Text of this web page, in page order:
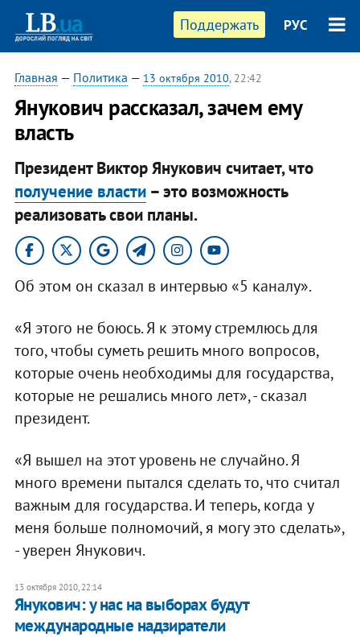
Поддержать РУС
Главная — Политика — 13 октября 2010, 22:42
​Янукович рассказал, зачем ему
власть
Президент Виктор Янукович считает, что
получение власти– это возможность
реализовать свои планы.​
Об этом он сказал в интервью «5 каналу».
«Я этого не боюсь. Я к этому стремлюсь для
того, чтобы суметь решить много вопросов,
которые очень необходимы для государства,
которые не решались много лет», - сказал
президент.
«Я вышел на этот уровень не случайно. Я
много времени пытался сделать то, что считал
важным для государства. И теперь, когда у
меня больше полномочий, я могу это сделать»,
- уверен Янукович.
13 октября 2010, 22:14
Янукович: у нас на выборах будут
международные надзиратели